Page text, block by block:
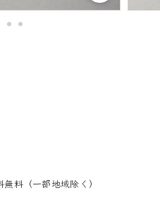
料（一部地域除く）